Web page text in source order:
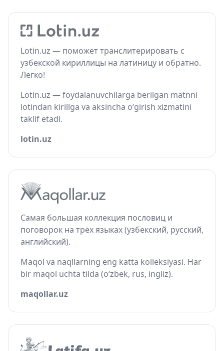
Lotin.uz — поможет транслитерировать с
узбекской кириллицы на латиницу и обратно.
Легко!
Lotin.uz — foydalanuvchilarga berilgan matnni
lotindan kirillga va aksincha o‘girish xizmatini
taklif etadi.
lotin.uz
Самая большая коллекция пословиц и
поговорок на трёх языках (узбекский, русский,
английский).
Maqol va naqllarning eng katta kolleksiyasi. Har
bir maqol uchta tilda (o‘zbek, rus, ingliz).
maqollar.uz